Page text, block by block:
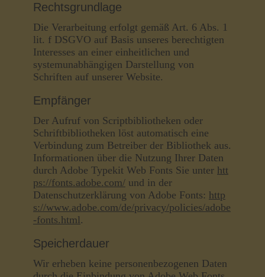
Rechtsgrundlage
Die Verarbeitung erfolgt gemäß Art. 6 Abs. 1
lit. f DSGVO auf Basis unseres berechtigten
Interesses an einer einheitlichen und
systemunabhängigen Darstellung von
Schriften auf unserer Website.
Empfänger
Der Aufruf von Scriptbibliotheken oder
Schriftbibliotheken löst automatisch eine
Verbindung zum Betreiber der Bibliothek aus.
Informationen über die Nutzung Ihrer Daten
durch Adobe Typekit Web Fonts Sie unter htt
ps://fonts.adobe.com/ und in der
Datenschutzerklärung von Adobe Fonts: http
s://www.adobe.com/de/privacy/policies/adobe
-fonts.html.
Speicherdauer
Wir erheben keine personenbezogenen Daten